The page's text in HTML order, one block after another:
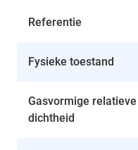
Referentie
Fysieke toestand
Gasvormige relatieve
dichtheid